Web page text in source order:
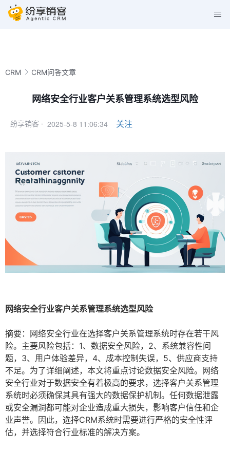
CRM CRM问答文章
网络安全行业客户关系管理系统选型风险
纷享销客 · 2025-5-8 11:06:34 关注
网络安全行业客户关系管理系统选型风险
摘要：网络安全行业在选择客户关系管理系统时存在若干风
险。主要风险包括：1、数据安全风险，2、系统兼容性问
题，3、用户体验差异，4、成本控制失误，5、供应商支持
不足。为了详细阐述，本文将重点讨论数据安全风险。网络
安全行业对于数据安全有着极高的要求，选择客户关系管理
系统时必须确保其具有强大的数据保护机制。任何数据泄露
或安全漏洞都可能对企业造成重大损失，影响客户信任和企
业声誉。因此，选择CRM系统时需要进行严格的安全性评
估，并选择符合行业标准的解决方案。